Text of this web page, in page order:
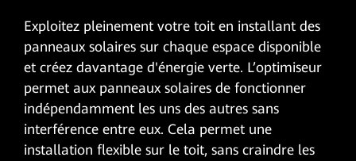
Exploitez pleinement votre toit en installant des
panneaux solaires sur chaque espace disponible
et créez davantage d'énergie verte. L’optimiseur
permet aux panneaux solaires de fonctionner
indépendamment les uns des autres sans
interférence entre eux. Cela permet une
installation flexible sur le toit, sans craindre les